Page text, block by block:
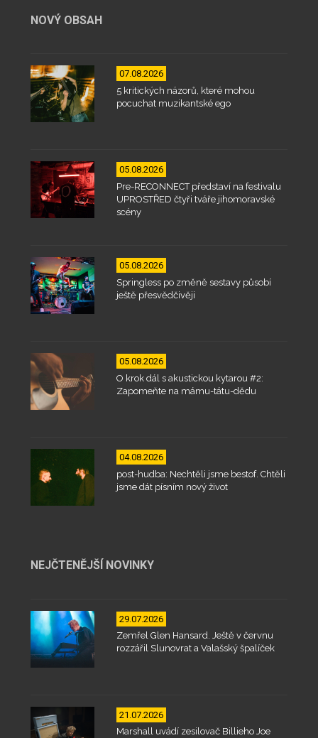
NOVÝ OBSAH
07.08.2026
5 kritických názorů, které mohou
pocuchat muzikantské ego
05.08.2026
Pre-RECONNECT představí na festivalu
UPROSTŘED čtyři tváře jihomoravské
scény
05.08.2026
Springless po změně sestavy působí
ještě přesvědčivěji
05.08.2026
O krok dál s akustickou kytarou #2:
Zapomeňte na mámu-tátu-dědu
04.08.2026
post-hudba: Nechtěli jsme bestof. Chtěli
jsme dát písním nový život
NEJČTENĚJŠÍ NOVINKY
29.07.2026
Zemřel Glen Hansard. Ještě v červnu
rozzářil Slunovrat a Valašský špalíček
21.07.2026
Marshall uvádí zesilovač Billieho Joe